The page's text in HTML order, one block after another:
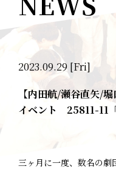
2023.09.29 [Fri]
【内田航/瀬谷直矢/
イベント 25811-11
三ヶ月に一度、数名の